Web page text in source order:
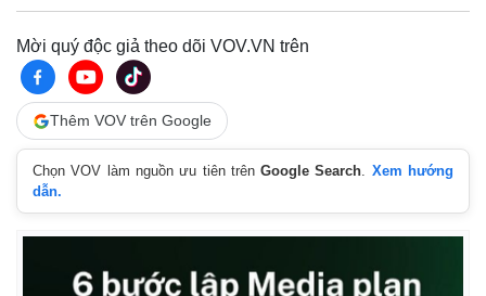
Mời quý độc giả theo dõi VOV.VN trên
Thêm VOV trên Google
Chọn VOV làm nguồn ưu tiên trênGoogle Search. Xem hướng
dẫn.